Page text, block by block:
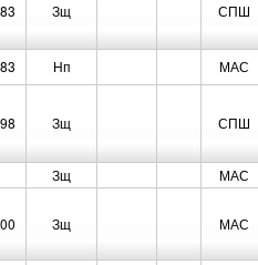
Зщ СПШ
Нп МАС
Зщ СПШ
Зщ МАС
Зщ МАС